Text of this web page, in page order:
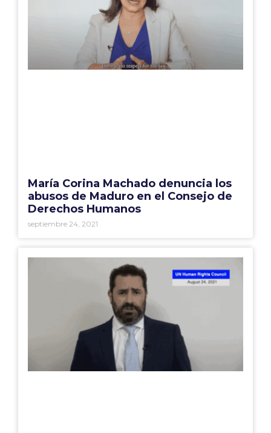
María Corina Machado denuncia los
abusos de Maduro en el Consejo de
Derechos Humanos
septiembre 24, 2021